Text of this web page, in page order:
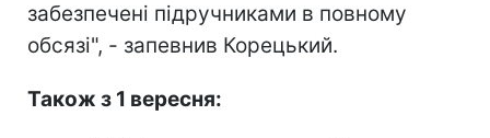
забезпечені підручниками в повному
обсязі", - запевнив Корецький.
Також з 1 вересня: